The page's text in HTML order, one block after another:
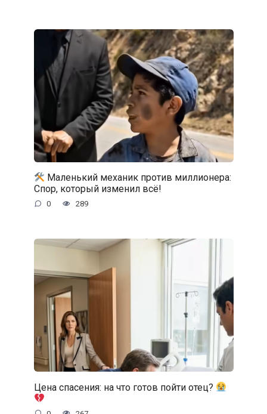
Маленький механик против миллионера:
Спор, который изменил всё!
0 289
Цена спасения: на что готов пойти отец?